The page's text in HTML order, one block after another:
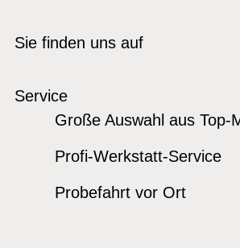
Sie finden uns auf
Service
Große Auswahl aus Top-
Profi-Werkstatt-Service
Probefahrt vor Ort